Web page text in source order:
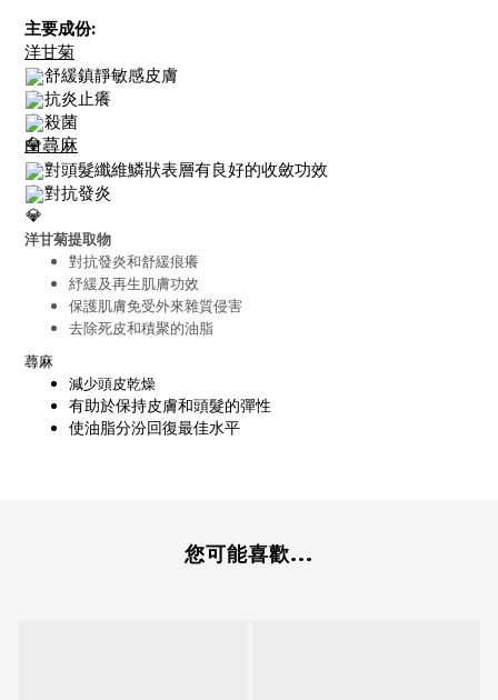
主要成份:
洋甘菊
舒緩鎮靜敏感皮膚
抗炎止癢
殺菌
白蕁麻
對頭髮纖維鱗狀表層有良好的收斂功效
對抗發炎
洋甘菊提取物
對抗發炎和舒緩痕癢
紓緩及再生肌膚功效
保護肌膚免受外來雜質侵害
去除死皮和積聚的油脂
蕁麻
減少頭皮乾燥
有助於保持皮膚和頭髮的彈性
使油脂分汾回復最佳水平
您可能喜歡...